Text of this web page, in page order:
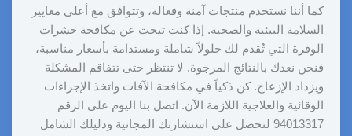
كما أننا نستخدم منتجات آمنة وفعالة، وتتوافق مع أعلى معايير
السلامة البيئية والصحية. إذا كنت تبحث عن مكافحة حشرات
الوفرة التي تُقدم لك حلولاً شاملة ومستدامة بأسعار مناسبة،
فنحن نعدك بالنتائج المرجوة. لا تنتظر حتى تتفاقم المشكلة
ويزداد الإزعاج. كن ذكياً في مكافحة الآفات واتخذ الإجراءات
الوقائية والعلاجية اللازمة الآن. اتصل بنا اليوم على الرقم
94013317 لتحصل على استشارتك المجانية ودليلك الشامل